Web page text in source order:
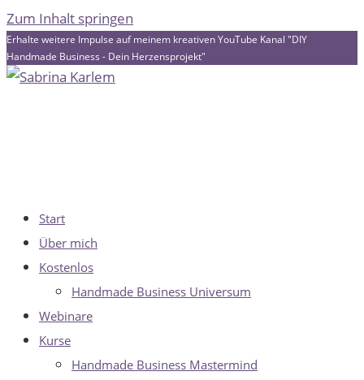
Zum Inhalt springen
Erhalte weitere Impulse auf meinem kreativen YouTube Kanal "DIY
Handmade Business - Dein Herzensprojekt"
Start
Über mich
Kostenlos
Handmade Business Universum
Webinare
Kurse
Handmade Business Mastermind